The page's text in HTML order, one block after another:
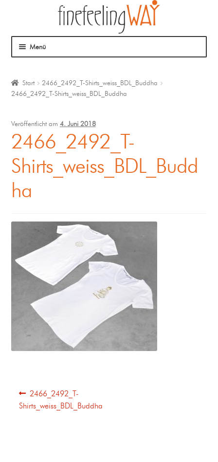
Menü
Mein Angebot
Coaching
Klangmassage
Start
2466_2492_T-Shirts_weiss_BDL_Buddha
2466_2492_T-Shirts_weiss_BDL_Buddha
Veröffentlicht am 4. Juni 2018
2466_2492_T-
Shirts_weiss_BDL_Budd
ha
2466_2492_T-
Shirts_weiss_BDL_Buddha